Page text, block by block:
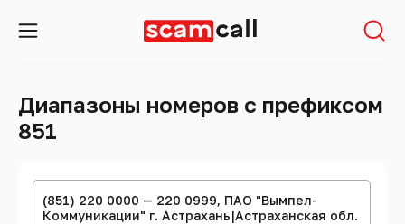
Диапазоны номеров с префиксом
851
(851) 220 0000 — 220 0999, ПАО "Вымпел-
Коммуникации" г. Астрахань|Астраханская обл.